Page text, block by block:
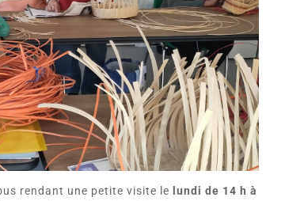
rendant une petite visite le lundi de 14 h à